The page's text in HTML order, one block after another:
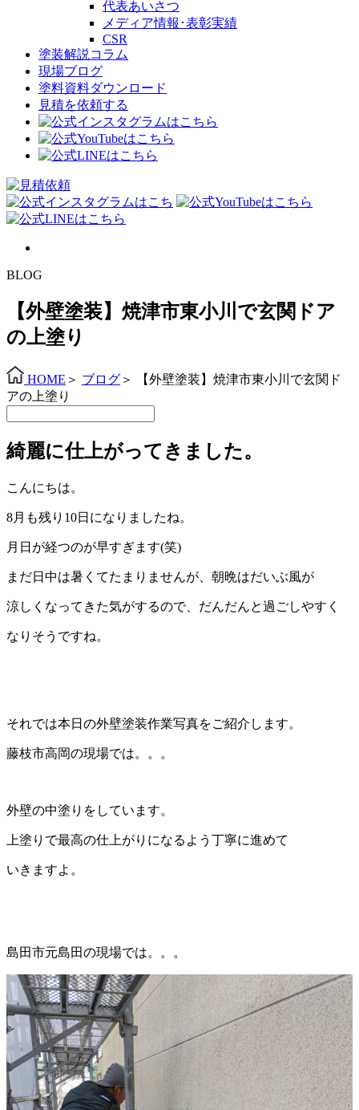
代表あいさつ
メディア情報･表彰実績
CSR
塗装解説コラム
現場ブログ
塗料資料ダウンロード
見積を依頼する
BLOG
【外壁塗装】焼津市東小川で玄関ドア
の上塗り
HOME ＞ ブログ ＞
【外壁塗装】焼津市東小川で玄関ド
アの上塗り
綺麗に仕上がってきました。
こんにちは。
8月も残り10日になりましたね。
月日が経つのが早すぎます(笑)
まだ日中は暑くてたまりませんが、朝晩はだいぶ風が
涼しくなってきた気がするので、だんだんと過ごしやすく
なりそうですね。
それでは本日の外壁塗装作業写真をご紹介します。
藤枝市高岡の現場では。。。
外壁の中塗りをしています。
上塗りで最高の仕上がりになるよう丁寧に進めて
いきますよ。
島田市元島田の現場では。。。